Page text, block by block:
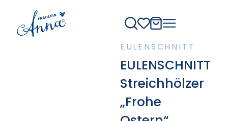
EULENSCHNITT
EULENSCHNITT
Streichhölzer
„Frohe